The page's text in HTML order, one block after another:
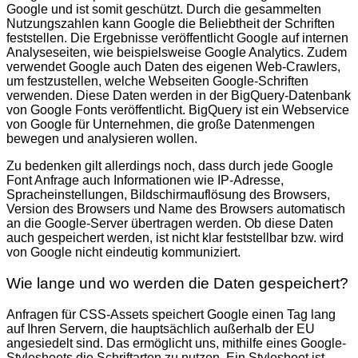
Google und ist somit geschützt. Durch die gesammelten
Nutzungszahlen kann Google die Beliebtheit der Schriften
feststellen. Die Ergebnisse veröffentlicht Google auf internen
Analyseseiten, wie beispielsweise Google Analytics. Zudem
verwendet Google auch Daten des eigenen Web-Crawlers,
um festzustellen, welche Webseiten Google-Schriften
verwenden. Diese Daten werden in der BigQuery-Datenbank
von Google Fonts veröffentlicht. BigQuery ist ein Webservice
von Google für Unternehmen, die große Datenmengen
bewegen und analysieren wollen.
Zu bedenken gilt allerdings noch, dass durch jede Google
Font Anfrage auch Informationen wie IP-Adresse,
Spracheinstellungen, Bildschirmauflösung des Browsers,
Version des Browsers und Name des Browsers automatisch
an die Google-Server übertragen werden. Ob diese Daten
auch gespeichert werden, ist nicht klar feststellbar bzw. wird
von Google nicht eindeutig kommuniziert.
Wie lange und wo werden die Daten gespeichert?
Anfragen für CSS-Assets speichert Google einen Tag lang
auf Ihren Servern, die hauptsächlich außerhalb der EU
angesiedelt sind. Das ermöglicht uns, mithilfe eines Google-